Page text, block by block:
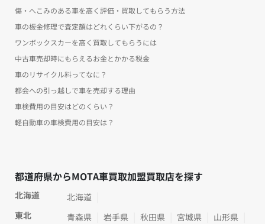
傷・へこみのある車を高く評価・買取してもらう方法
車の板金修理で査定額はどれくらい下がるの？
ワンボックスカーを高く買取してもらうには
中古車売却時にもらえるお金とかかる税金
車のリサイクル料ってなに？
都会への引っ越しで車を売却する理由
車検費用の目安はどのくらい？
軽自動車の車検費用の目安は？
都道府県からMOTA車買取加盟買取店を探す
北海道
北海道
東北
青森県 岩手県 秋田県 宮城県
山形県